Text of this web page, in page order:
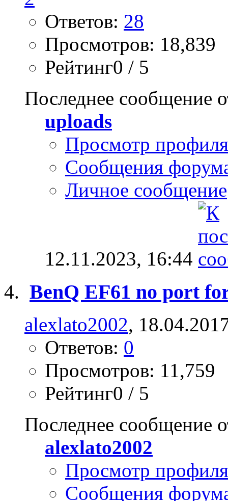
Ответов: 28
Просмотров: 18,839
Рейтинг0 / 5
Последнее сообщение
uploads
Просмотр профиля
Сообщения
Личное сообщение
12.11.2023, 16:44
BenQ EF61 no port
alexlato2002,
Ответов: 0
Просмотров: 11,759
Рейтинг0 / 5
Последнее сообщение
alexlato2002
Просмотр профиля
Сообщения